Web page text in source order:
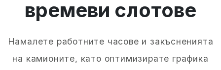
времеви слотове
Намалете работните часове и закъсненията
на камионите, като оптимизирате графика